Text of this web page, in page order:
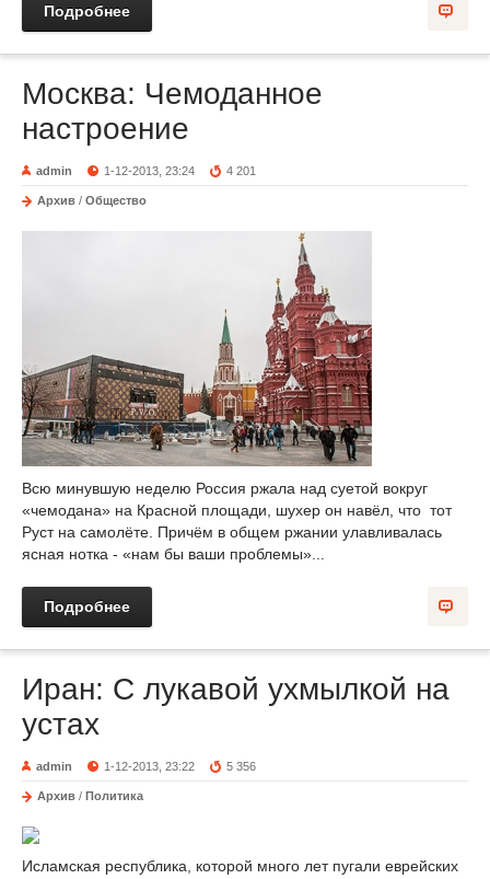
Подробнее
Москва: Чемоданное
настроение
admin 1-12-2013, 23:24 4 201
Архив / Общество
Всю минувшую неделю Россия ржала над суетой вокруг
«чемодана» на Красной площади, шухер он навёл, что тот
Руст на самолёте. Причём в общем ржании улавливалась
ясная нотка - «нам бы ваши проблемы»...
Подробнее
Иран: С лукавой ухмылкой на
устах
admin 1-12-2013, 23:22 5 356
Архив / Политика
Исламская республика, которой много лет пугали еврейских